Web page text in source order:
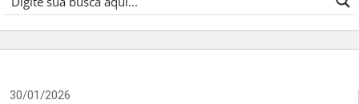
30/01/2026